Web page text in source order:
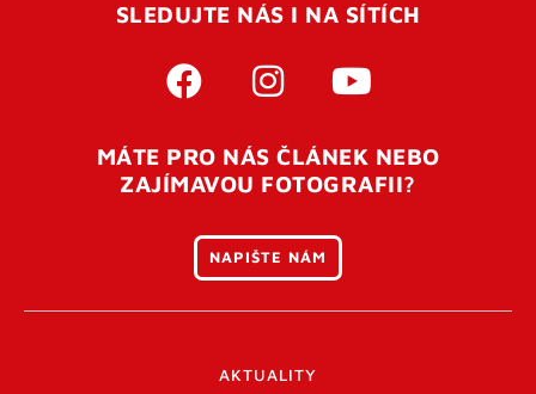
Pro úspěšné dokončení registrace je potřeba
vaší e-mailovouadresu. Po úspěšném odeslání
otevření tohoto odkazu se váš účet ověří a můžete se
přihlásit. Nezapomeňte zkontrolovat složku SPAM ve
SLEDUJTE NÁS I NA SÍTÍCH
MÁTE PRO NÁS ČLÁNEK NEBO
ZAJÍMAVOU FOTOGRAFII?
NAPIŠTE NÁM
AKTUALITY